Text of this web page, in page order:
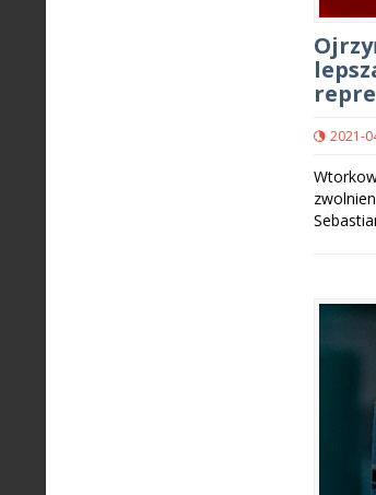
2021-